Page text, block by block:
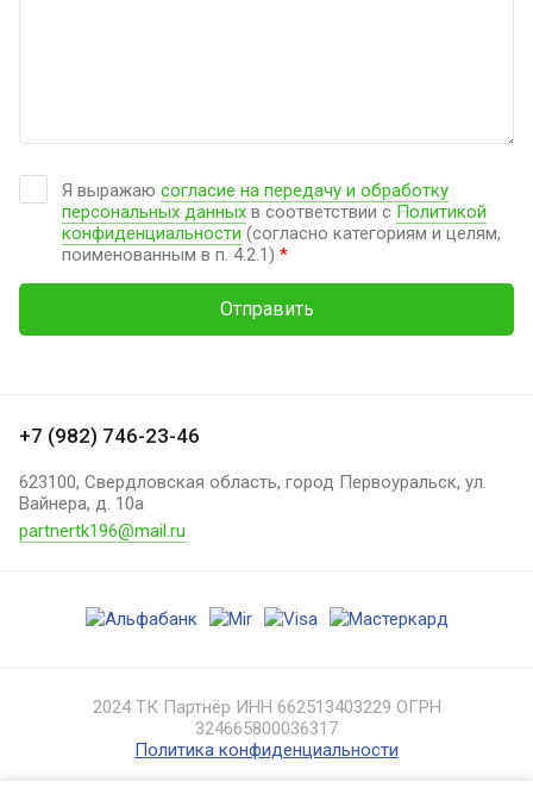
Я выражаю согласие на передачу и обработку
персональных данных в соответствии с Политикой
конфиденциальности (согласно категориям и целям,
поименованным в п. 4.2.1) *
Отправить
+7 (982) 746-23-46
623100, Свердловская область, город Первоуральск, ул.
Вайнера, д. 10а
partnertk196@mail.ru
2024 ТК Партнёр ИНН 662513403229 ОГРН
324665800036317
Политика конфиденциальности